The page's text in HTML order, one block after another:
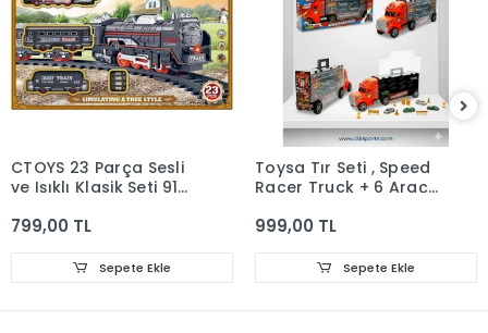
CTOYS 23 Parça Sesli
ve Işıklı Klasik Seti 91
799,00 TL
Sepete Ekle
Toysa Tır Seti , Speed
Racer Truck + 6 Araç
999,00 TL
Sepete Ekle